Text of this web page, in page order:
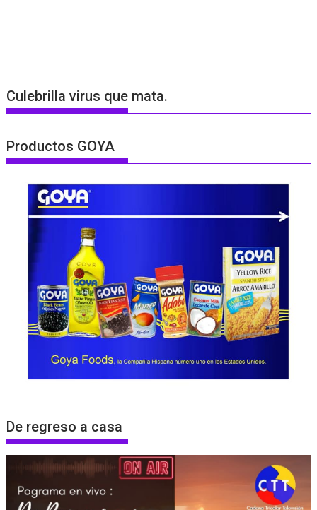
Culebrilla virus que mata.
Productos GOYA
De regreso a casa